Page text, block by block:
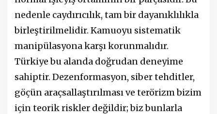
nedenle caydırıcılık, tam bir dayanıklılıkla
birleştirilmelidir. Kamuoyu sistematik
manipülasyona karşı korunmalıdır.
Türkiye bu alanda doğrudan deneyime
sahiptir. Dezenformasyon, siber tehditler,
göçün araçsallaştırılması ve terörizm bizim
için teorik riskler değildir; biz bunlarla